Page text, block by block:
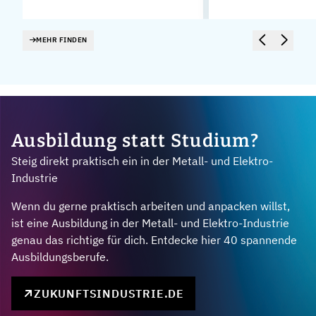
MEHR FINDEN
Ausbildung statt Studium?
Steig direkt praktisch ein in der Metall- und Elektro-
Industrie
Wenn du gerne praktisch arbeiten und anpacken willst,
ist eine Ausbildung in der Metall- und Elektro-Industrie
genau das richtige für dich. Entdecke hier 40 spannende
Ausbildungsberufe.
ZUKUNFTSINDUSTRIE.DE